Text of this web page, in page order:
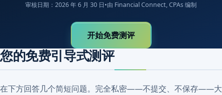
审核日期：2026 年 6 月 30 日•由 Financial Connect, CPAs 编制
开始免费测评
您的免费引导式测评
在下方回答几个简短问题。完全私密——不提交、不保存——大